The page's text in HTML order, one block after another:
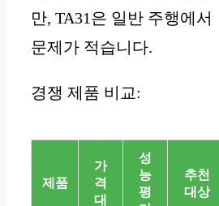
만, TA31은 일반 주행에서
문제가 적습니다.
경쟁 제품 비교:
제품
가
격
대
성
능
평
추천
대상